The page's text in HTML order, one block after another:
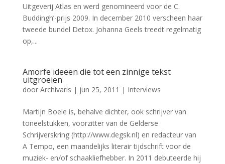
Uitgeverij Atlas en werd genomineerd voor de C.
Buddingh’-prijs 2009. In december 2010 verscheen haar
tweede bundel Detox. Johanna Geels treedt regelmatig
op,...
Amorfe ideeën die tot een zinnige tekst
uitgroeien
door Archivaris | jun 25, 2011 | Interviews
Martijn Boele is, behalve dichter, ook schrijver van
toneelstukken, voorzitter van de Gelderse
Schrijverskring (http://www.degsk.nl) en redacteur van
A Tempo, een maandelijks literair tijdschrift voor de
muziek- en/of schaakliefhebber. In 2011 debuteerde hij